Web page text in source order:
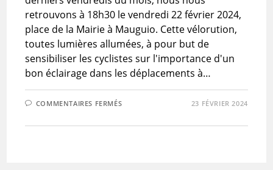
retrouvons à 18h30 le vendredi 22 février 2024,
place de la Mairie à Mauguio. Cette vélorution,
toutes lumières allumées, à pour but de
sensibiliser les cyclistes sur l'importance d'un
bon éclairage dans les déplacements à…
COMMENTAIRES FERMÉSSUR
!
23 FÉVRIER 2024